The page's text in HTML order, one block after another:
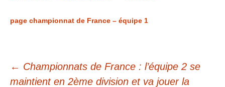
page championnat de France – équipe 1
Navigation
← Championnats de France : l’équipe 2 se
maintient en 2ème division et va jouer la